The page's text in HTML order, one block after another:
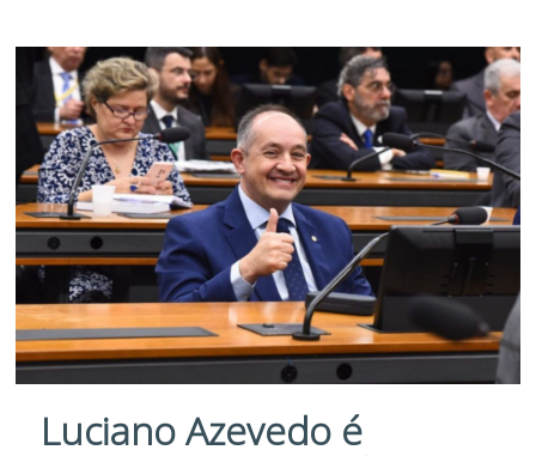
Luciano Azevedo é